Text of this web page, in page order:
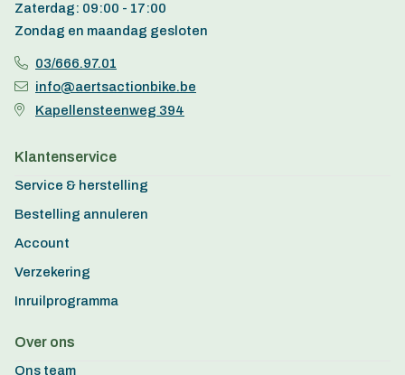
Zaterdag: 09:00 - 17:00
Zondag en maandag gesloten
03/666.97.01
info@aertsactionbike.be
Kapellensteenweg 394
Klantenservice
Service & herstelling
Bestelling annuleren
Account
Verzekering
Inruilprogramma
Over ons
Ons team